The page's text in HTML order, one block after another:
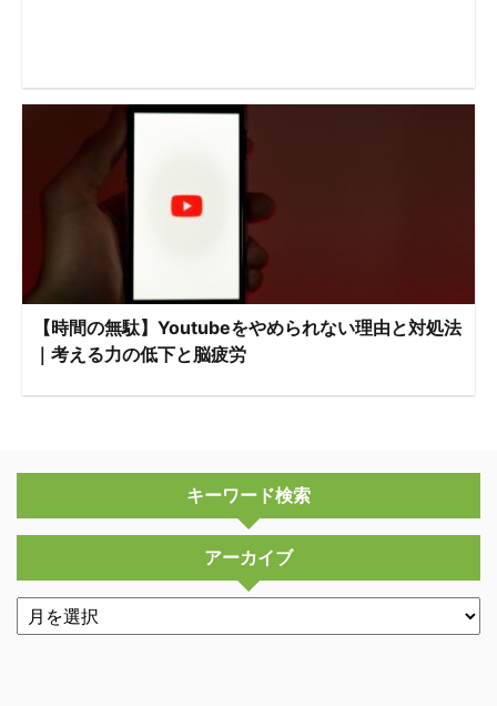
【時間の無駄】Youtubeをやめられない理由と対処法
｜考える力の低下と脳疲労
キーワード検索
アーカイブ